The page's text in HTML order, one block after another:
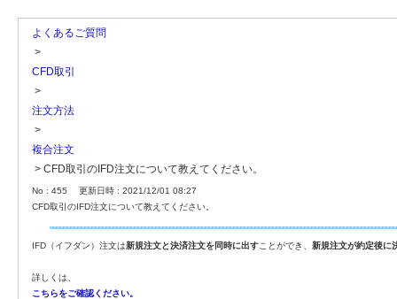
よくあるご質問
>
CFD取引
>
注文方法
>
複合注文
> CFD取引のIFD注文について教えてください。
No : 455
更新日時 : 2021/12/01 08:27
CFD取引のIFD注文について教えてください。
IFD（イフダン）注文は新規注文と決済注文を同時に出すことができ、 新規注文が約定後に
詳しくは、
こちらをご確認ください。